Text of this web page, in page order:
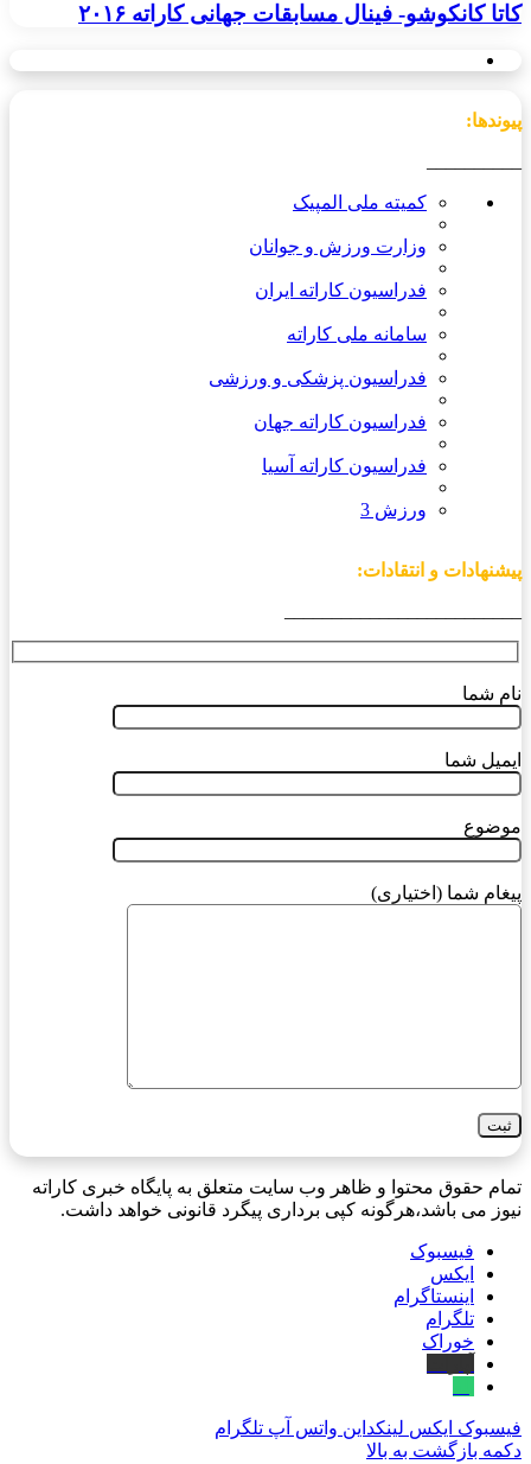
کاتا کانکوشو- فینال مسابقات جهانی کاراته ۲۰۱۶
پیوندها:
کمیته ملی المپیک
وزارت ورزش و جوانان
فدراسیون کاراته ایران
سامانه ملی کاراته
فدراسیون پزشکی و ورزشی
فدراسیون کاراته جهان
فدراسیون کاراته آسیا
ورزش 3
پیشنهادات و انتقادات:
نام شما
ایمیل شما
موضوع
پیغام شما (اختیاری)
تمام حقوق محتوا و ظاهر وب سایت متعلق به پایگاه خبری کاراته
نیوز می باشد،هرگونه کپی برداری پیگرد قانونی خواهد داشت.
فیسبوک
ایکس
اینستاگرام
تلگرام
خوراک
فیسبوک ایکس لینکداین واتس آپ تلگرام
دکمه بازگشت به بالا